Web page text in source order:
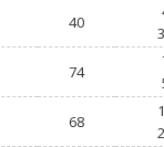
40
74
68